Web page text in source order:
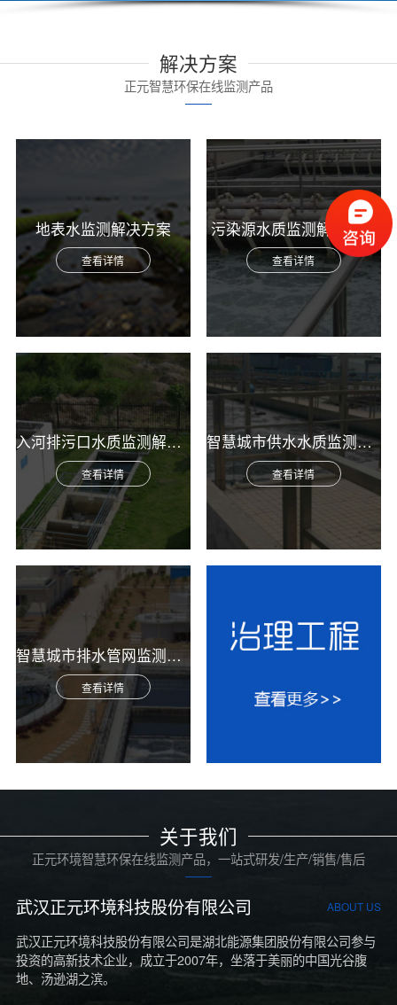
解决方案
正元智慧环保在线监测产品
地表水监测解决方案
查看详情
污染源水质监测解决方案
查看详情
入河排污口水质监测解决方案
查看详情
智慧城市供水水质监测综合解决方案
查看详情
智慧城市排水管网监测综合解决方案
查看详情
关于我们
正元环境智慧环保在线监测产品，一站式研发/生产/销售/售后
武汉正元环境科技股份有限公司 ABOUT US
武汉正元环境科技股份有限公司是湖北能源集团股份有限公司参与
投资的高新技术企业，成立于2007年，坐落于美丽的中国光谷腹
地、汤逊湖之滨。